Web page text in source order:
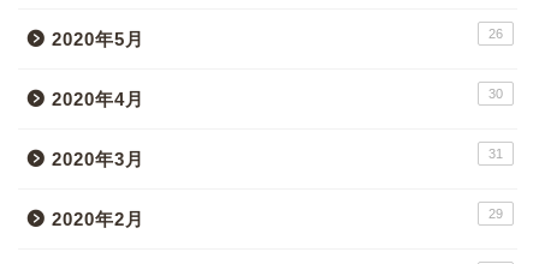
2020年5月 26
2020年4月 30
2020年3月 31
2020年2月 29